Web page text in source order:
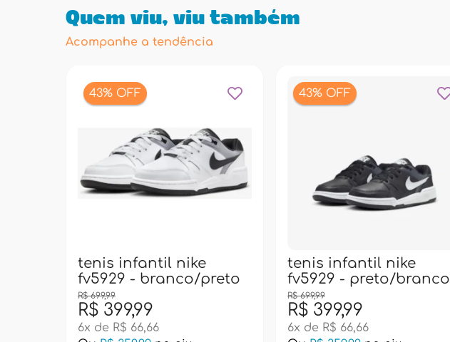
Quem viu, viu também
Acompanhe a tendência
43% OFF
tenis infantil nike
fv5929 - branco/preto
R$ 399,99
R$ 699,99
6x de R$ 66,66
43% OFF
tenis infantil nike
fv5929 - preto/branco
R$ 399,99
R$ 699,99
6x de R$ 66,66